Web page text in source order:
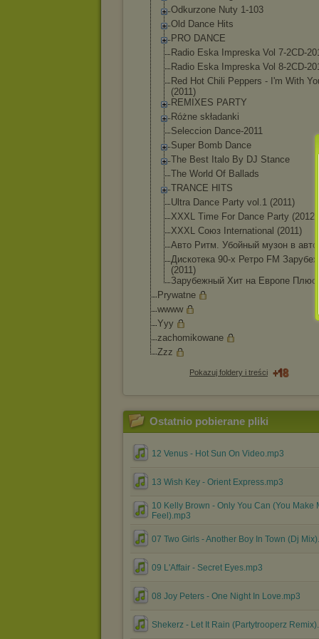
Odkurzone Nuty 1-103
Old Dance Hits
PRO DANCE
Radio Eska Impreska Vol 7-2CD-
Radio Eska Impreska Vol 8-2CD-
Red Hot Chili Peppers - I'm With
(2011)
REMIXES PARTY
Różne składanki
Seleccion Dance-2011
Super Bomb Dance
The Best Italo By DJ Stance
The World Of Ballads
TRANCE HITS
Ultra Dance Party vol.1 (2011)
XXXL Time For Dance Party (2012)
XXXL Союз International (2011)
Авто Ритм. Убойный музон в
Дискотека 90-х Ретро FM
(2011)
Зарубежный Хит на Европе Плюс
Prywatne
wwww
Yyy
zachomikowane
Zzz
Pokazuj foldery i treści
Ostatnio pobierane pliki
12 Venus - Hot Sun On Video.mp3
13 Wish Key - Orient Express.mp3
10 Kelly Brown - Only You Can (You Make
Feel).mp3
07 Two Girls - Another Boy In Town (Dj
09 L'Affair - Secret Eyes.mp3
08 Joy Peters - One Night In Love.mp3
Shekerz - Let It Rain (Partytrooperz